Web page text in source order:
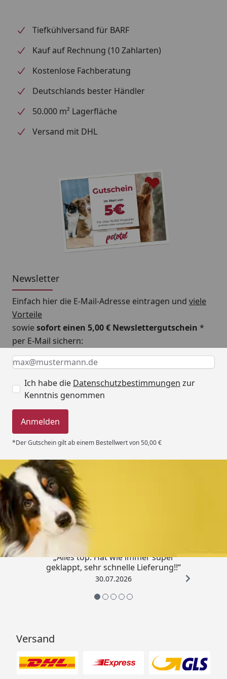
Tiefkühlversand für BARF
Kauf auf Rechnung (10 Zahlarten)
Kostenlose Fachberatung
Deutschlands bester Händler
50.000 m² Lagerfläche
Versand mit DHL
Newsletter
Einfach hier die E-Mail-Adresse eintragen und viele
Vorteile
sowiesofort einen 5,00 € Newslettergutschein *
per E-Mail sichern:
Keine Eingabe erforderlich
Eingabe erforderlich
E-Mail *
Ich habe die Datenschutzbestimmungen zur
Kenntnis genommen
Anmelden
*Der Gutschein gilt ab einem Bestellwert von 50,00 €
Trusted Shops
„Alles top. Hat wie immer super
geklappt, sehr schnelle Lieferung!!“
30.07.2026
Versand